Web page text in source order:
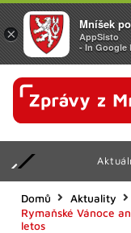
Domů
Aktuality
Rymaňské Vánoce
letos
×
Mníšek
AppSisto
- In Google